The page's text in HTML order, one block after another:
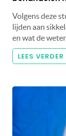
Volgens deze
lijden aan
en wat de
LEES VERDER